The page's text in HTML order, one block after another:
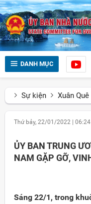
DANH MỤC
Sự kiện Xuân
Thứ bảy, 22/01/2022 06:24
ỦY BAN TRUNG
NAM GẶP GỠ,
Sáng 22/1, trong